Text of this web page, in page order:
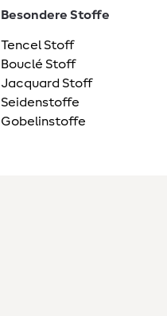
Besondere Stoffe
Tencel Stoff
Bouclé Stoff
Jacquard Stoff
Seidenstoffe
Gobelinstoffe